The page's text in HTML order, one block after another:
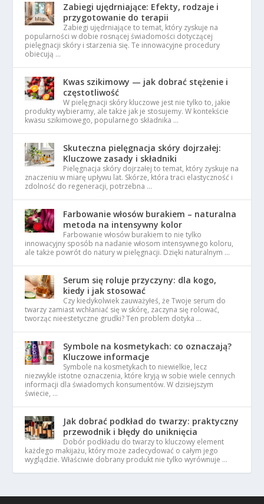
Zabiegi ujędrniające: Efekty, rodzaje i
przygotowanie do terapii
Zabiegi ujędrniające to temat, który zyskuje na
popularności w dobie rosnącej świadomości dotyczącej
pielęgnacji skóry i starzenia się. Te innowacyjne procedury
obiecują …
Kwas szikimowy — jak dobrać stężenie i
częstotliwość
W pielęgnacji skóry kluczowe jest nie tylko to, jakie
produkty wybieramy, ale także jak je stosujemy. W kontekście
kwasu szikimowego, popularnego składnika …
Skuteczna pielęgnacja skóry dojrzałej:
Kluczowe zasady i składniki
Pielęgnacja skóry dojrzałej to temat, który zyskuje na
znaczeniu w miarę upływu lat. Skórze, która traci elastyczność i
zdolność do regeneracji, potrzebna …
Farbowanie włosów burakiem – naturalna
metoda na intensywny kolor
Farbowanie włosów burakiem to nie tylko
innowacyjny sposób na nadanie włosom intensywnego koloru,
ale także powrót do natury w pielęgnacji. Dzięki naturalnym …
Serum się roluje przyczyny: dla kogo,
kiedy i jak stosować
Czy kiedykolwiek zauważyłeś, że Twoje serum do
twarzy zamiast wchłaniać się w skórę, zaczyna się rolować,
tworząc nieestetyczne grudki? Ten problem dotyka …
Symbole na kosmetykach: co oznaczają?
Kluczowe informacje
Symbole na kosmetykach to niewielkie, lecz
niezwykle istotne oznaczenia, które kryją w sobie wiele cennych
informacji dla świadomych konsumentów. W dzisiejszym
świecie, …
Jak dobrać podkład do twarzy: praktyczny
przewodnik i błędy do uniknięcia
Dobór podkładu do twarzy to kluczowy element
każdego makijażu, który może zadecydować o całym jego
wyglądzie. Właściwie dobrany produkt nie tylko wyrównuje …